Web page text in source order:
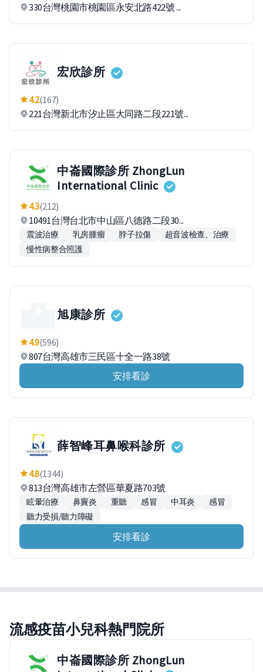
330台灣桃園市桃園區永安北路422號 ...
宏欣診所
4.2(167)
221台灣新北市汐止區大同路二段221號...
中崙國際診所 ZhongLun
International Clinic
4.3(212)
10491台灣台北市中山區八德路二段30...
震波治療 乳房腫瘤 脖子拉傷
超音波檢查、治療
慢性病整合照護
旭康診所
4.9(596)
807台灣高雄市三民區十全一路38號
安排看診
薛智峰耳鼻喉科診所
4.8(1344)
813台灣高雄市左營區華夏路703號
眩暈治療 鼻竇炎 重聽 感冒 中耳炎
感冒
聽力受損/聽力障礙
安排看診
流感疫苗小兒科熱門院所
中崙國際診所 ZhongLun